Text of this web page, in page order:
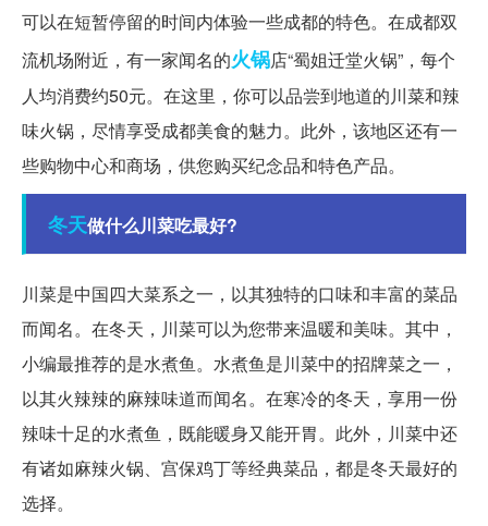
可以在短暂停留的时间内体验一些成都的特色。在成都双
流机场附近，有一家闻名的火锅店“蜀姐迁堂火锅”，每个
人均消费约50元。在这里，你可以品尝到地道的川菜和辣
味火锅，尽情享受成都美食的魅力。此外，该地区还有一
些购物中心和商场，供您购买纪念品和特色产品。
冬天做什么川菜吃最好?
川菜是中国四大菜系之一，以其独特的口味和丰富的菜品
而闻名。在冬天，川菜可以为您带来温暖和美味。其中，
小编最推荐的是水煮鱼。水煮鱼是川菜中的招牌菜之一，
以其火辣辣的麻辣味道而闻名。在寒冷的冬天，享用一份
辣味十足的水煮鱼，既能暖身又能开胃。此外，川菜中还
有诸如麻辣火锅、宫保鸡丁等经典菜品，都是冬天最好的
选择。